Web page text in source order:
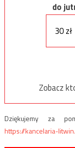
do
30 zł
Zobacz
Dziękujemy za
https://kancelaria-